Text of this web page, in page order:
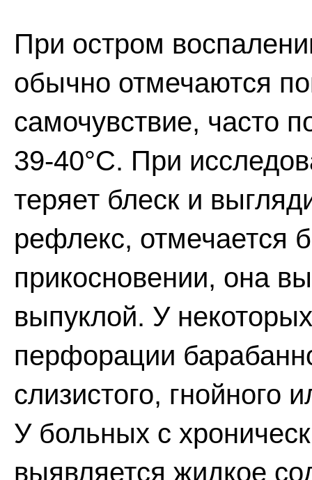
При остром
обычно отмечаются
самочувствие, часто
39-40°С. При
теряет блеск и
рефлекс, отмечается
прикосновении, она
выпуклой. У
перфорации
слизистого, гнойного
У больных с
выявляется жидкое